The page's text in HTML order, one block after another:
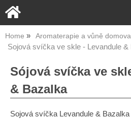
Home Aromaterapie a vůně domova
Sojová svíčka ve skle - Levandule &
Sójová svíčka ve
& Bazalka
Sojová svíčka Levandule & Bazalka